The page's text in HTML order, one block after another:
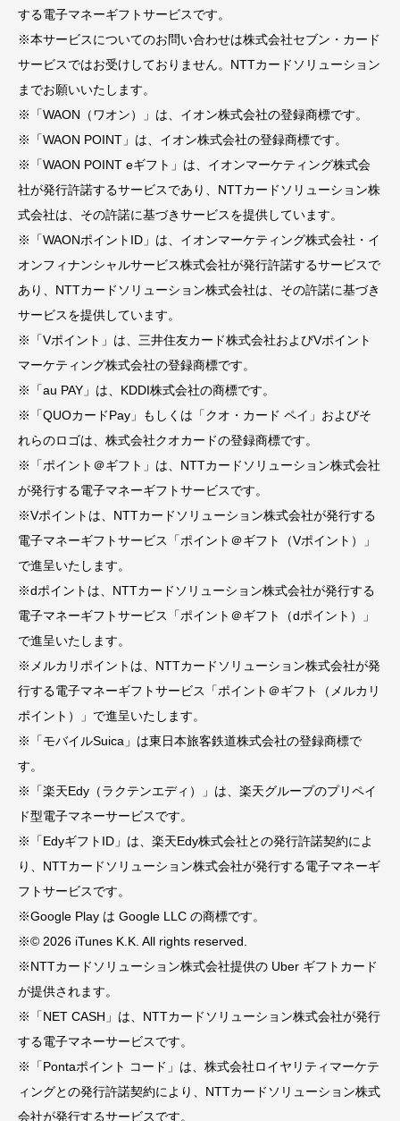
する電子マネーギフトサービスです。
※本サービスについてのお問い合わせは株式会社セブン・カード
サービスではお受けしておりません。NTTカードソリューション
までお願いいたします。
※「WAON（ワオン）」は、イオン株式会社の登録商標です。
※「WAON POINT」は、イオン株式会社の登録商標です。
※「WAON POINT eギフト」は、イオンマーケティング株式会
社が発行許諾するサービスであり、NTTカードソリューション株
式会社は、その許諾に基づきサービスを提供しています。
※「WAONポイントID」は、イオンマーケティング株式会社・イ
オンフィナンシャルサービス株式会社が発行許諾するサービスで
あり、NTTカードソリューション株式会社は、その許諾に基づき
サービスを提供しています。
※「Vポイント」は、三井住友カード株式会社およびVポイント
マーケティング株式会社の登録商標です。
※「au PAY」は、KDDI株式会社の商標です。
※「QUOカードPay」もしくは「クオ・カード ペイ」およびそ
れらのロゴは、株式会社クオカードの登録商標です。
※「ポイント＠ギフト」は、NTTカードソリューション株式会社
が発行する電子マネーギフトサービスです。
※Vポイントは、NTTカードソリューション株式会社が発行する
電子マネーギフトサービス「ポイント＠ギフト（Vポイント）」
で進呈いたします。
※dポイントは、NTTカードソリューション株式会社が発行する
電子マネーギフトサービス「ポイント＠ギフト（dポイント）」
で進呈いたします。
※メルカリポイントは、NTTカードソリューション株式会社が発
行する電子マネーギフトサービス「ポイント＠ギフト（メルカリ
ポイント）」で進呈いたします。
※「モバイルSuica」は東日本旅客鉄道株式会社の登録商標で
す。
※「楽天Edy（ラクテンエディ）」は、楽天グループのプリペイ
ド型電子マネーサービスです。
※「EdyギフトID」は、楽天Edy株式会社との発行許諾契約によ
り、NTTカードソリューション株式会社が発行する電子マネーギ
フトサービスです。
※Google Play は Google LLC の商標です。
※© 2026 iTunes K.K. All rights reserved.
※NTTカードソリューション株式会社提供の Uber ギフトカード
が提供されます。
※「NET CASH」は、NTTカードソリューション株式会社が発行
する電子マネーサービスです。
※「Pontaポイント コード」は、株式会社ロイヤリティマーケテ
ィングとの発行許諾契約により、NTTカードソリューション株式
会社が発行するサービスです。